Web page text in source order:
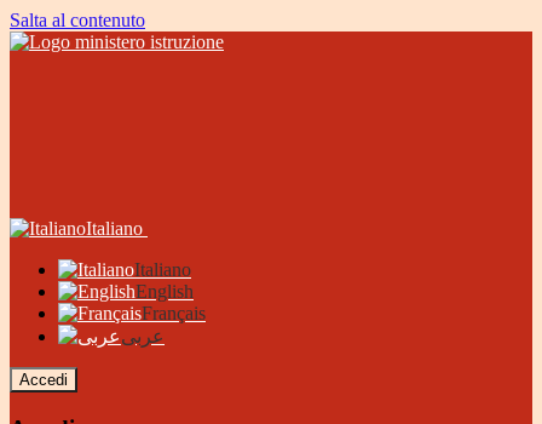
Salta al contenuto
Italiano
Italiano
English
Français
عربى
Accedi